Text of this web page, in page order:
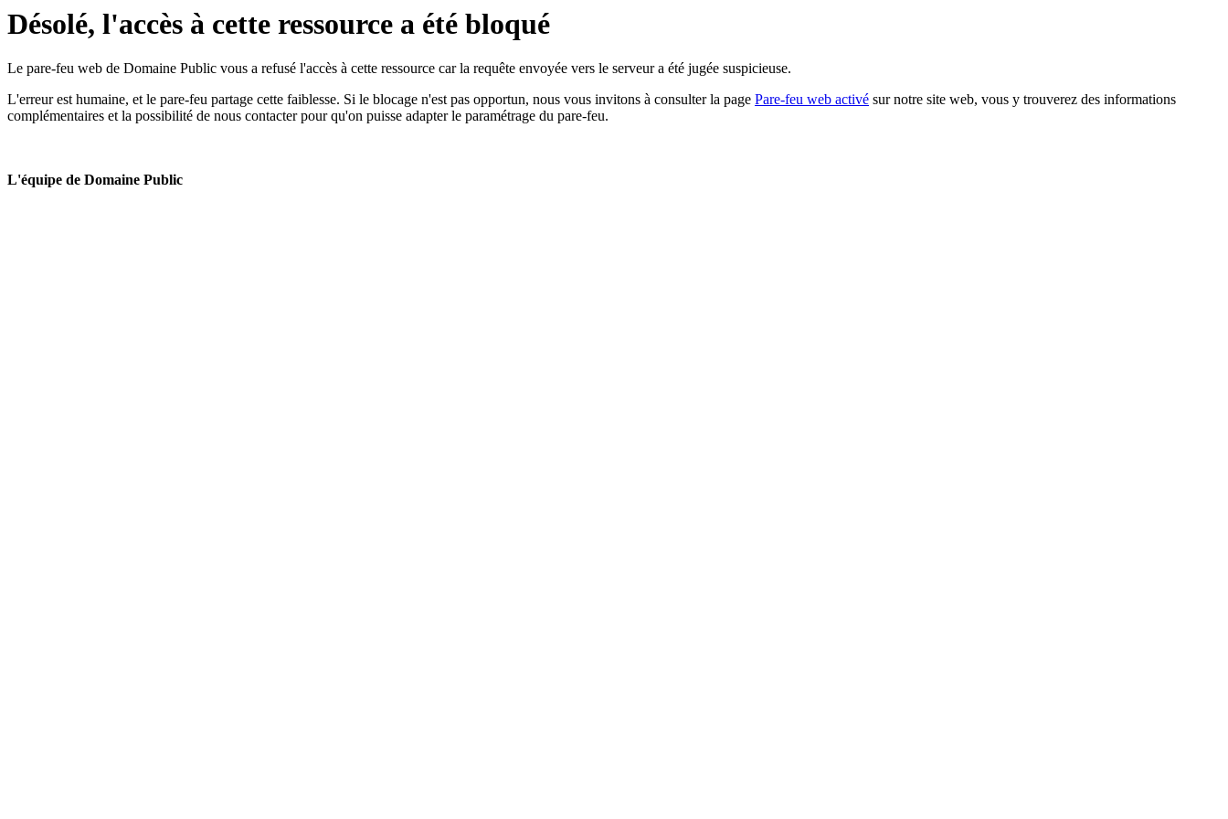
Désolé, l'accès à cette ressource a été bloqué
Le pare-feu web de Domaine Public vous a refusé l'accès à cette ressource car la requête envoyée vers le serveur a été jugée suspicieuse.
L'erreur est humaine, et le pare-feu partage cette faiblesse. Si le blocage n'est pas opportun, nous vous invitons à consulter la page Pare-feu web activé sur notre site web, vous y trouverez des informations
complémentaires et la possibilité de nous contacter pour qu'on puisse adapter le paramétrage du pare-feu.
L'équipe de Domaine Public